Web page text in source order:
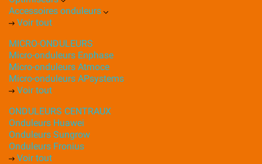
Accessoires onduleurs
Voir tout
MICRO-ONDULEURS
Micro-onduleurs Enphase
Micro-onduleurs Atmoce
Micro-onduleurs APsystems
Voir tout
ONDULEURS CENTRAUX
Onduleurs Huawei
Onduleurs Sungrow
Onduleurs Fronius
Voir tout